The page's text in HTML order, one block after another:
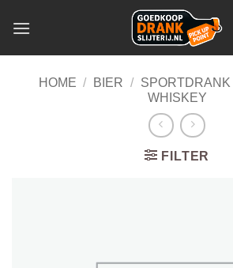
HOME / BIER / SPORTDRANK
WHISKEY
FILTER